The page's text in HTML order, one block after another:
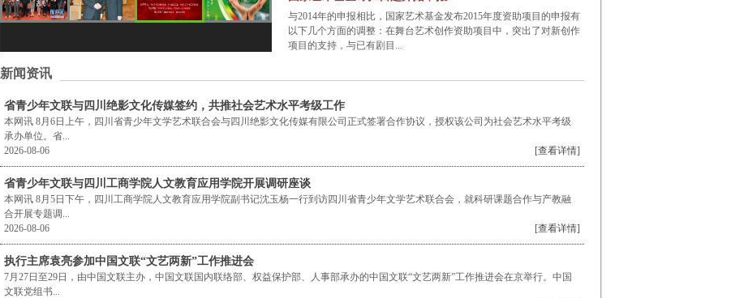
与2014年的申报相比，国家艺术基金发布2015年度资助项目的申报有
以下几个方面的调整：在舞台艺术创作资助项目中，突出了对新创作
项目的支持，与已有剧目...
新闻资讯
省青少年文联与四川绝影文化传媒签约，共推社会艺术水平考级工作
本网讯 8月6日上午，四川省青少年文学艺术联合会与四川绝影文化传媒有限公司正式签署合作协议，授权该公司为社会艺术水平考级
承办单位。省...
[查看详情]
2026-08-06
省青少年文联与四川工商学院人文教育应用学院开展调研座谈
本网讯 8月5日下午，四川工商学院人文教育应用学院副书记沈玉杨一行到访四川省青少年文学艺术联合会，就科研课题合作与产教融
合开展专题调...
[查看详情]
2026-08-06
执行主席袁亮参加中国文联“文艺两新”工作推进会
7月27日至29日，由中国文联主办，中国文联国内联络部、权益保护部、人事部承办的中国文联“文艺两新”工作推进会在京举行。中国
文联党组书...